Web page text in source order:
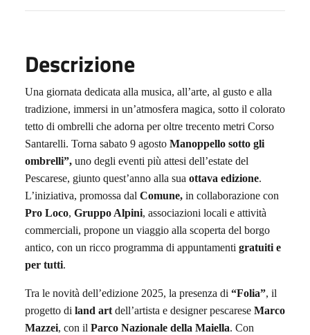
Descrizione
Una giornata dedicata alla musica, all’arte, al gusto e alla
tradizione, immersi in un’atmosfera magica, sotto il colorato
tetto di ombrelli che adorna per oltre trecento metri Corso
Santarelli. Torna sabato 9 agosto Manoppello sotto gli
ombrelli”, uno degli eventi più attesi dell’estate del
Pescarese, giunto quest’anno alla sua ottava edizione.
L’iniziativa, promossa dal Comune, in collaborazione con
Pro Loco, Gruppo Alpini, associazioni locali e attività
commerciali, propone un viaggio alla scoperta del borgo
antico, con un ricco programma di appuntamenti gratuiti e
per tutti.
Tra le novità dell’edizione 2025, la presenza di “Folia”, il
progetto di land art dell’artista e designer pescarese Marco
Mazzei, con il Parco Nazionale della Maiella. Con